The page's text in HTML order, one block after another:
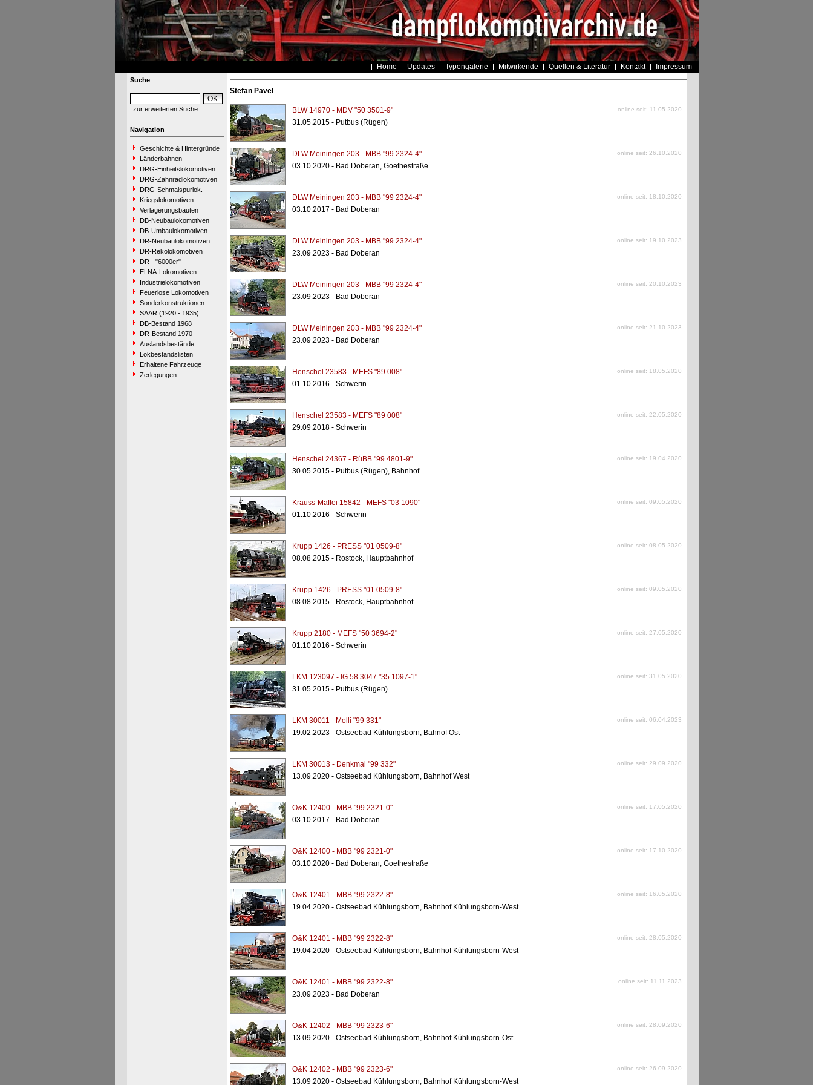
Home Updates Typengalerie Mitwirkende Quellen & Literatur Kontakt Impressum
Suche
zur erweiterten Suche
Navigation
Geschichte & Hintergründe
Länderbahnen
DRG-Einheitslokomotiven
DRG-Zahnradlokomotiven
DRG-Schmalspurlok.
Kriegslokomotiven
Verlagerungsbauten
DB-Neubaulokomotiven
DB-Umbaulokomotiven
DR-Neubaulokomotiven
DR-Rekolokomotiven
DR - "6000er"
ELNA-Lokomotiven
Industrielokomotiven
Feuerlose Lokomotiven
Sonderkonstruktionen
SAAR (1920 - 1935)
DB-Bestand 1968
DR-Bestand 1970
Auslandsbestände
Lokbestandslisten
Erhaltene Fahrzeuge
Zerlegungen
Stefan Pavel
BLW 14970 - MDV "50 3501-9" online seit: 11.05.2020
31.05.2015 - Putbus (Rügen)
DLW Meiningen 203 - MBB "99 2324-4" online seit: 26.10.2020
03.10.2020 - Bad Doberan, Goethestraße
DLW Meiningen 203 - MBB "99 2324-4" online seit: 18.10.2020
03.10.2017 - Bad Doberan
DLW Meiningen 203 - MBB "99 2324-4" online seit: 19.10.2023
23.09.2023 - Bad Doberan
DLW Meiningen 203 - MBB "99 2324-4" online seit: 20.10.2023
23.09.2023 - Bad Doberan
DLW Meiningen 203 - MBB "99 2324-4" online seit: 21.10.2023
23.09.2023 - Bad Doberan
Henschel 23583 - MEFS "89 008" online seit: 18.05.2020
01.10.2016 - Schwerin
Henschel 23583 - MEFS "89 008" online seit: 22.05.2020
29.09.2018 - Schwerin
Henschel 24367 - RüBB "99 4801-9" online seit: 19.04.2020
30.05.2015 - Putbus (Rügen), Bahnhof
Krauss-Maffei 15842 - MEFS "03 1090" online seit: 09.05.2020
01.10.2016 - Schwerin
Krupp 1426 - PRESS "01 0509-8" online seit: 08.05.2020
08.08.2015 - Rostock, Hauptbahnhof
Krupp 1426 - PRESS "01 0509-8" online seit: 09.05.2020
08.08.2015 - Rostock, Hauptbahnhof
Krupp 2180 - MEFS "50 3694-2" online seit: 27.05.2020
01.10.2016 - Schwerin
LKM 123097 - IG 58 3047 "35 1097-1" online seit: 31.05.2020
31.05.2015 - Putbus (Rügen)
LKM 30011 - Molli "99 331" online seit: 06.04.2023
19.02.2023 - Ostseebad Kühlungsborn, Bahnof Ost
LKM 30013 - Denkmal "99 332" online seit: 29.09.2020
13.09.2020 - Ostseebad Kühlungsborn, Bahnhof West
O&K 12400 - MBB "99 2321-0" online seit: 17.05.2020
03.10.2017 - Bad Doberan
O&K 12400 - MBB "99 2321-0" online seit: 17.10.2020
03.10.2020 - Bad Doberan, Goethestraße
O&K 12401 - MBB "99 2322-8" online seit: 16.05.2020
19.04.2020 - Ostseebad Kühlungsborn, Bahnhof Kühlungsborn-West
O&K 12401 - MBB "99 2322-8" online seit: 28.05.2020
19.04.2020 - Ostseebad Kühlungsborn, Bahnhof Kühlungsborn-West
O&K 12401 - MBB "99 2322-8" online seit: 11.11.2023
23.09.2023 - Bad Doberan
O&K 12402 - MBB "99 2323-6" online seit: 28.09.2020
13.09.2020 - Ostseebad Kühlungsborn, Bahnhof Kühlungsborn-Ost
O&K 12402 - MBB "99 2323-6" online seit: 26.09.2020
13.09.2020 - Ostseebad Kühlungsborn, Bahnhof Kühlungsborn-West